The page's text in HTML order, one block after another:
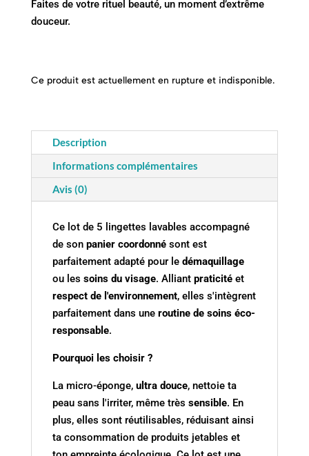
Faites de votre rituel beauté, un moment d’extrême
douceur.
Ce produit est actuellement en rupture et indisponible.
Description
Informations complémentaires
Avis (0)
Ce lot de 5 lingettes lavables accompagné
de son panier coordonnésont est
parfaitement adapté pour le démaquillage
ou les soins du visage. Alliant praticitéet
respect de l'environnement, elles s'intègrent
parfaitement dans une routine de soins éco-
responsable.
Pourquoi les choisir ?
La micro-éponge, ultra douce, nettoie ta
peau sans l'irriter, même très sensible. En
plus, elles sont réutilisables, réduisant ainsi
ta consommation de produits jetables et